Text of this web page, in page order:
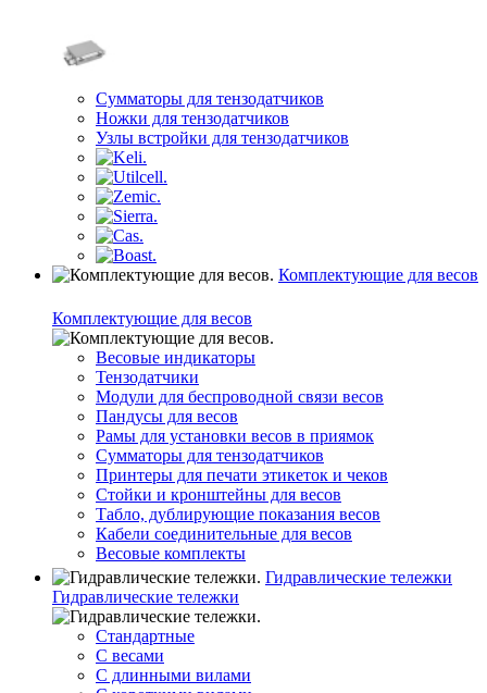
Сумматоры для тензодатчиков
Ножки для тензодатчиков
Узлы встройки для тензодатчиков
Комплектующие для весов
Комплектующие для весов
Весовые индикаторы
Тензодатчики
Модули для беспроводной связи весов
Пандусы для весов
Рамы для установки весов в приямок
Сумматоры для тензодатчиков
Принтеры для печати этикеток и чеков
Стойки и кронштейны для весов
Табло, дублирующие показания весов
Кабели соединительные для весов
Весовые комплекты
Гидравлические тележки
Гидравлические тележки
Стандартные
С весами
С длинными вилами